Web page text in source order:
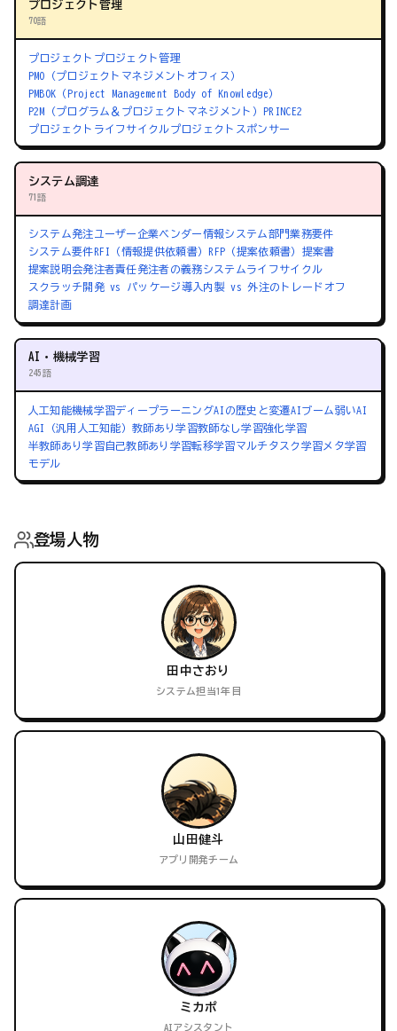
プロジェクト管理
70語
プロジェクト プロジェクト管理
PMO（プロジェクトマネジメントオフィス）
PMBOK（Project Management Body of Knowledge）
P2M（プログラム＆プロジェクトマネジメント） PRINCE2
プロジェクトライフサイクルプロジェクトスポンサー
システム調達
71語
システム発注 ユーザー企業ベンダー情報システム部門業務要件
システム要件 RFI（情報提供依頼書） RFP（提案依頼書） 提案書
提案説明会発注者責任発注者の義務システムライフサイクル
スクラッチ開発 vs パッケージ導入 内製 vs 外注のトレードオフ
調達計画
AI・機械学習
245語
人工知能機械学習ディープラーニングAIの歴史と変遷AIブーム 弱いAI
AGI（汎用人工知能）教師あり学習教師なし学習強化学習
半教師あり学習自己教師あり学習転移学習マルチタスク学習メタ学習
モデル
登場人物
田中さおり
システム担当1年目
山田健斗
アプリ開発チーム
ミカポ
AIアシスタント